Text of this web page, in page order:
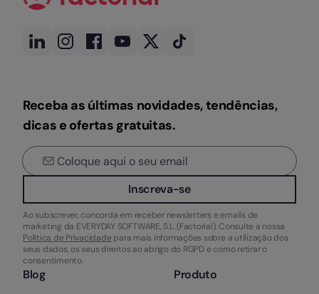
Receba as últimas novidades, tendências,
dicas e ofertas gratuitas.
Inscreva-se
Ao subscrever, concorda em receber newsletters e emails de
marketing da EVERYDAY SOFTWARE, S.L. (Factorial). Consulte a nossa
Política de Privacidade para mais informações sobre a utilização dos
seus dados, os seus direitos ao abrigo do RGPD e como retirar o
consentimento.
Blog Produto